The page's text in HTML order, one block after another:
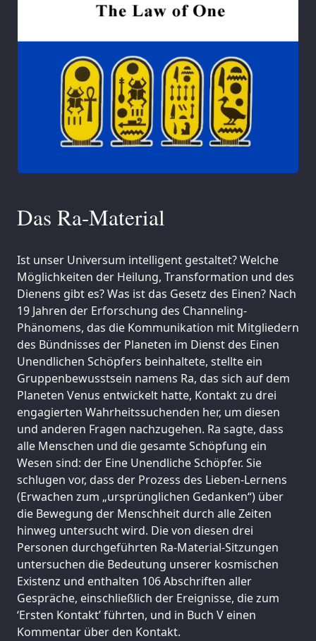
Das Ra-Material
Ist unser Universum intelligent gestaltet? Welche
Möglichkeiten der Heilung, Transformation und des
Dienens gibt es? Was ist das Gesetz des Einen? Nach
19 Jahren der Erforschung des Channeling-
Phänomens, das die Kommunikation mit Mitgliedern
des Bündnisses der Planeten im Dienst des Einen
Unendlichen Schöpfers beinhaltete, stellte ein
Gruppenbewusstsein namens Ra, das sich auf dem
Planeten Venus entwickelt hatte, Kontakt zu drei
engagierten Wahrheitssuchenden her, um diesen
und anderen Fragen nachzugehen. Ra sagte, dass
alle Menschen und die gesamte Schöpfung ein
Wesen sind: der Eine Unendliche Schöpfer. Sie
schlugen vor, dass der Prozess des Lieben-Lernens
(Erwachen zum „ursprünglichen Gedanken“) über
die Bewegung der Menschheit durch alle Zeiten
hinweg untersucht wird. Die von diesen drei
Personen durchgeführten Ra-Material-Sitzungen
untersuchen die Bedeutung unserer kosmischen
Existenz und enthalten 106 Abschriften aller
Gespräche, einschließlich der Ereignisse, die zum
‘Ersten Kontakt’ führten, und in Buch V einen
Kommentar über den Kontakt.